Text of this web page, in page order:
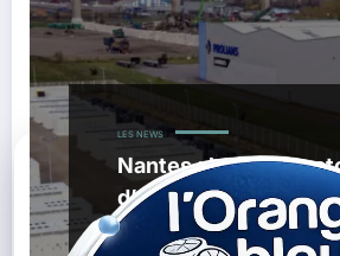
LES NEWS
Nantes : le parc de
d’énergie de
au groupe suisse